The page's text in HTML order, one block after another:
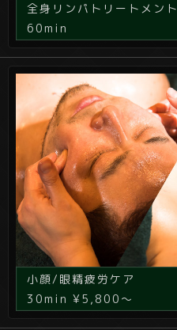
全身リンパトリートメント
60min
小顔/眼精疲労ケア
30min ¥5,800～